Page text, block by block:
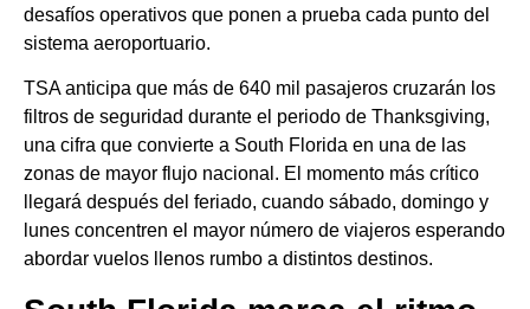
desafíos operativos que ponen a prueba cada punto del
sistema aeroportuario.
TSA anticipa que más de 640 mil pasajeros cruzarán los
filtros de seguridad durante el periodo de Thanksgiving,
una cifra que convierte a South Florida en una de las
zonas de mayor flujo nacional. El momento más crítico
llegará después del feriado, cuando sábado, domingo y
lunes concentren el mayor número de viajeros esperando
abordar vuelos llenos rumbo a distintos destinos.